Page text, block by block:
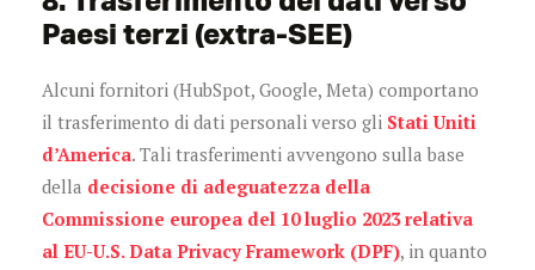
Paesi terzi (extra-SEE)
Alcuni fornitori (HubSpot, Google, Meta) comportano
il trasferimento di dati personali verso gli Stati Uniti
d’America. Tali trasferimenti avvengono sulla base
della decisione di adeguatezza della
Commissione europea del 10 luglio 2023 relativa
al EU-U.S. Data Privacy Framework (DPF), in quanto